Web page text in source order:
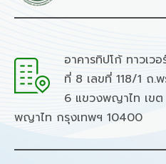
อาคารทิปโก้ ทาวเว
ที่ 8 เลขที่ 118/1 ถ.พ
6 แขวงพญาไท เขต
พญาไท กรุงเทพฯ 10400